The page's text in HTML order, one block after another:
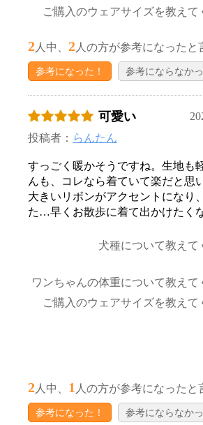
ご購入のウェアサイズを教えて
2 人中、 2 人の方が参考になったと
参考になった！ 参考にならなか
可愛い
投稿者： らんたん
すっごく暖かそうですね。生地も
んも、コレなら着ていて楽だと思
大きいリボンがアクセントになり
た…早くお散歩に着て出かけたく
犬種について教えて
ワンちゃんの体重について教えて
ご購入のウェアサイズを教えて
2 人中、 1 人の方が参考になったと
参考になった！ 参考にならなか